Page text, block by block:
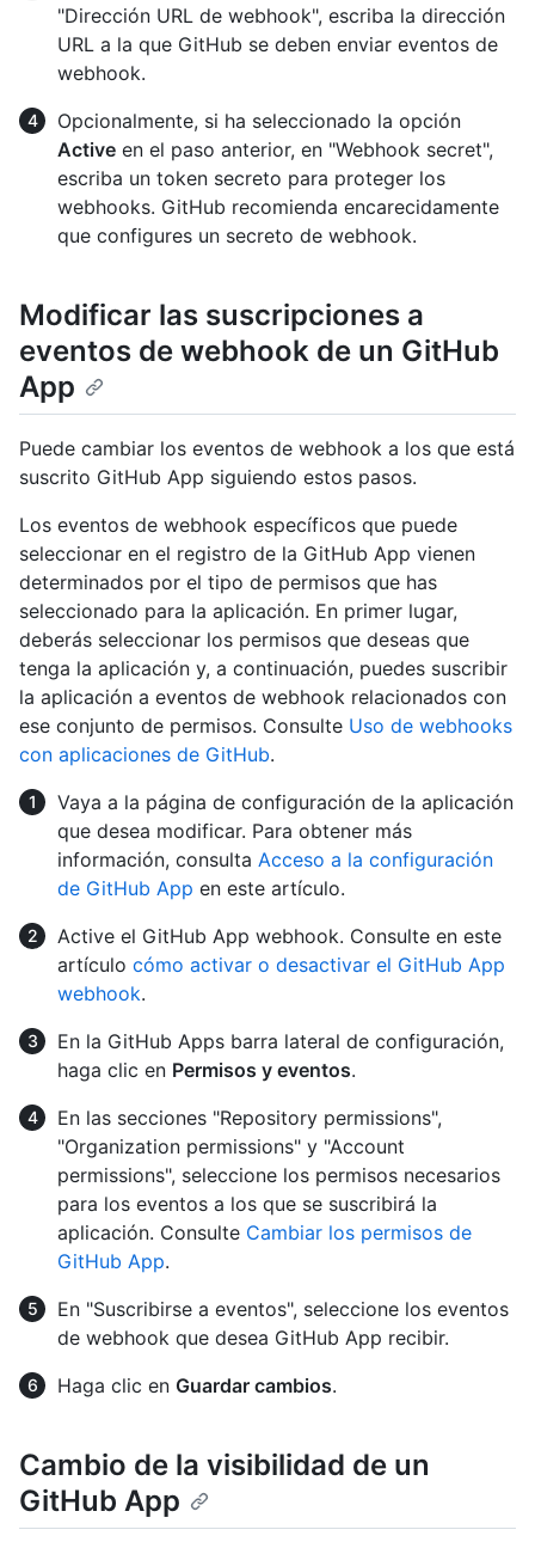
"Dirección URL de webhook", escriba la dirección
URL a la que GitHub se deben enviar eventos de
webhook.
Opcionalmente, si ha seleccionado la opción
Active en el paso anterior, en "Webhook secret",
escriba un token secreto para proteger los
webhooks. GitHub recomienda encarecidamente
que configures un secreto de webhook.
Modificar las suscripciones a
eventos de webhook de un GitHub
App
Puede cambiar los eventos de webhook a los que está
suscrito GitHub App siguiendo estos pasos.
Los eventos de webhook específicos que puede
seleccionar en el registro de la GitHub App vienen
determinados por el tipo de permisos que has
seleccionado para la aplicación. En primer lugar,
deberás seleccionar los permisos que deseas que
tenga la aplicación y, a continuación, puedes suscribir
la aplicación a eventos de webhook relacionados con
ese conjunto de permisos. Consulte Uso de webhooks
con aplicaciones de GitHub.
Vaya a la página de configuración de la aplicación
que desea modificar. Para obtener más
información, consulta Acceso a la configuración
de GitHub App en este artículo.
Active el GitHub App webhook. Consulte en este
artículo cómo activar o desactivar el GitHub App
webhook.
En la GitHub Apps barra lateral de configuración,
haga clic en Permisos y eventos.
En las secciones "Repository permissions",
"Organization permissions" y "Account
permissions", seleccione los permisos necesarios
para los eventos a los que se suscribirá la
aplicación. Consulte Cambiar los permisos de
GitHub App.
En "Suscribirse a eventos", seleccione los eventos
de webhook que desea GitHub App recibir.
Haga clic en Guardar cambios.
Cambio de la visibilidad de un
GitHub App